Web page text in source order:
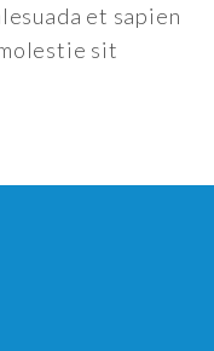
et sapien
sit